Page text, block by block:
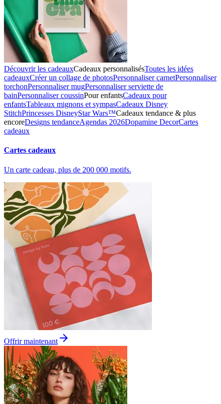
Découvrir les cadeauxCadeaux personnalisésToutes les idées
cadeauxCréer un collage de photosPersonnaliser carnetPersonnaliser
torchonPersonnaliser mugPersonnaliser serviette de
bainPersonnaliser coussinPour enfantsCadeaux pour
enfantsTableaux mignons et sympasCadeaux Disney
StitchPrincesses DisneyStar Wars™Cadeaux tendance & plus
encoreDesigns tendanceAgendas 2026Dopamine DecorCartes
cadeaux
Cartes cadeaux
Un carte cadeau, plus de 200 000 motifs.
Offrir maintenant